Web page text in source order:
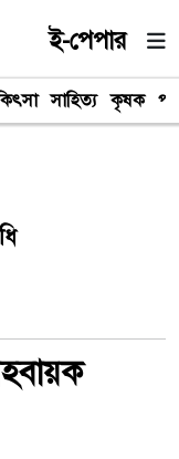
ই-পেপার
সাহিত্য কৃষক